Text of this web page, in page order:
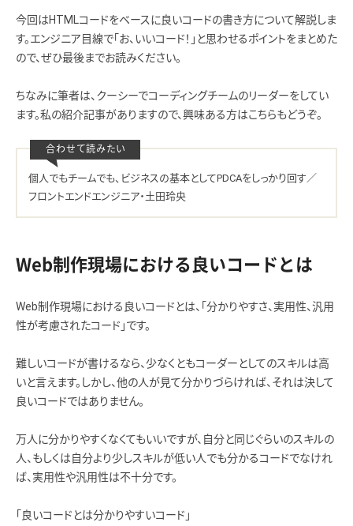
今回はHTMLコードをベースに良いコードの書き方について解説しま
す。エンジニア目線で「お、いいコード！」と思わせるポイントをまとめた
ので、ぜひ最後までお読みください。
ちなみに筆者は、クーシーでコーディングチームのリーダーをしてい
ます。私の紹介記事がありますので、興味ある方はこちらもどうぞ。
個人でもチームでも、ビジネスの基本としてPDCAをしっかり回す／
フロントエンドエンジニア・土田玲央
Web制作現場における良いコードとは
Web制作現場における良いコードとは、「分かりやすさ、実用性、汎用
性が考慮されたコード」です。
難しいコードが書けるなら、少なくともコーダーとしてのスキルは高
いと言えます。しかし、他の人が見て分かりづらければ、それは決して
良いコードではありません。
万人に分かりやすくなくてもいいですが、自分と同じぐらいのスキルの
人、もしくは自分より少しスキルが低い人でも分かるコードでなけれ
ば、実用性や汎用性は不十分です。
「良いコードとは分かりやすいコード」